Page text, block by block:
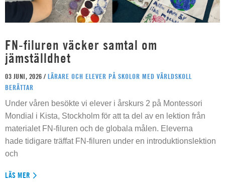
FN-filuren väcker samtal om
jämställdhet
03 JUNI, 2026 / LÄRARE OCH ELEVER PÅ SKOLOR MED VÄRLDSKOLL
BERÄTTAR
Under våren besökte vi elever i årskurs 2 på Montessori
Mondial i Kista, Stockholm för att ta del av en lektion från
materialet FN-filuren och de globala målen. Eleverna
hade tidigare träffat FN-filuren under en introduktionslektion
och
LÄS MER